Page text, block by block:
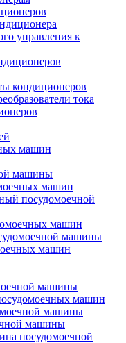
управления к
кондиционеров
тока
машин
машины
машин
посудомоечной
машин
машины
машин
машины
машин
машины
машины
посудомоечной